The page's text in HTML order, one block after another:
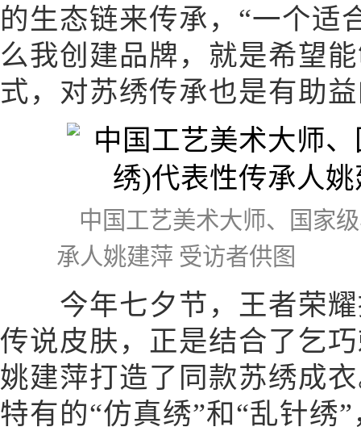
的生态链来传承，“一个适
么我创建品牌，就是希望
式，对苏绣传承也是有助
中国工艺美术大师、国家
承人姚建萍 受访者供图
今年七夕节，王者荣耀
传说皮肤，正是结合了乞
姚建萍打造了同款苏绣成
特有的“仿真绣”和“乱针绣